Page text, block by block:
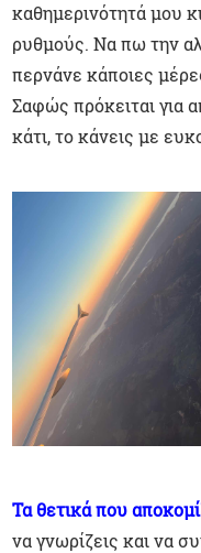
καθημερινότητά μου
ρυθμούς. Να πω την
περνάνε κάποιες
Σαφώς πρόκειται για
κάτι, το κάνεις με
Τα θετικά που
να γνωρίζεις και να